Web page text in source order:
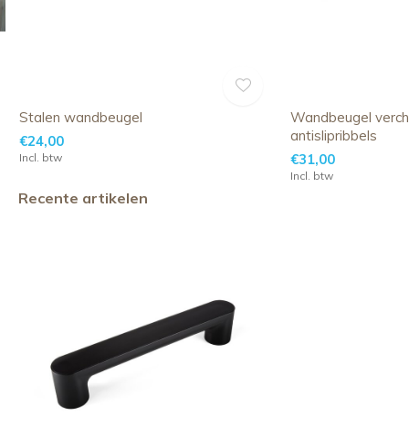
Stalen wandbeugel
€24,00
Incl. btw
Wandbeugel
antislipribbels
€31,00
Incl. btw
Recente artikelen